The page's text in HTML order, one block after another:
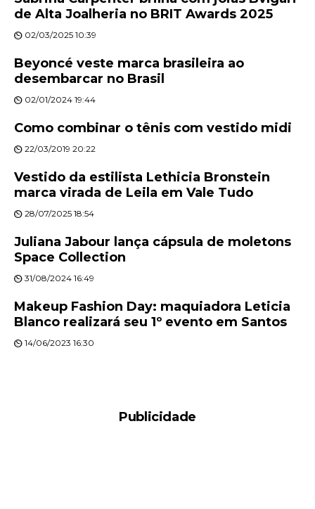
de Alta Joalheria no BRIT Awards 2025
02/03/2025 10:39
Beyoncé veste marca brasileira ao
desembarcar no Brasil
02/01/2024 19:44
Como combinar o tênis com vestido midi
22/03/2019 20:22
Vestido da estilista Lethicia Bronstein
marca virada de Leila em Vale Tudo
28/07/2025 18:54
Juliana Jabour lança cápsula de moletons
Space Collection
31/08/2024 16:49
Makeup Fashion Day: maquiadora Leticia
Blanco realizará seu 1º evento em Santos
14/06/2023 16:30
Publicidade